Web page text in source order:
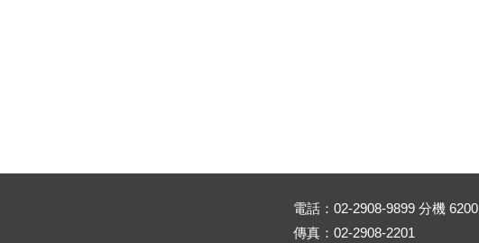
電話：02-2908-9899 分機 6200
傳真：02-2908-2201